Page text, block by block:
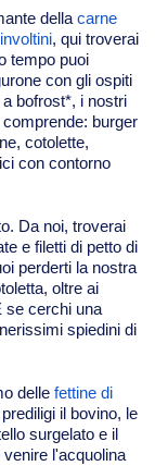
dellacarne
, qui troverai
tempo puoi
con gli ospiti
bofrost*, i nostri
burger
cotolette,
con contorno
Da noi, troverai
e filetti di petto di
perderti la nostra
oltre ai
se cerchi una
spiedini di
delle fettine di
il bovino, le
surgelato e il
l'acquolina